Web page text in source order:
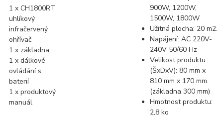
1 x CH1800RT
uhlíkový
infračervený
ohřívač
1 x základna
1 x dálkové
ovládání s
baterií
1 x produktový
manuál
900W, 1200W,
1500W, 1800W
Užitná plocha: 20 m2.
Napájení: AC 220V-
240V 50/60 Hz
Velikost produktu
(ŠxDxV): 80 mm x
810 mm x 170 mm
(základna 300 mm)
Hmotnost produktu:
2,8 kg